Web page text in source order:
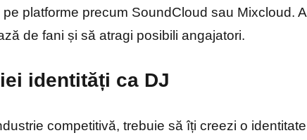
platforme precum SoundCloud sau Mixcloud.
de fani și să atragi posibili angajatori.
identități ca DJ
competitivă, trebuie să îți creezi o